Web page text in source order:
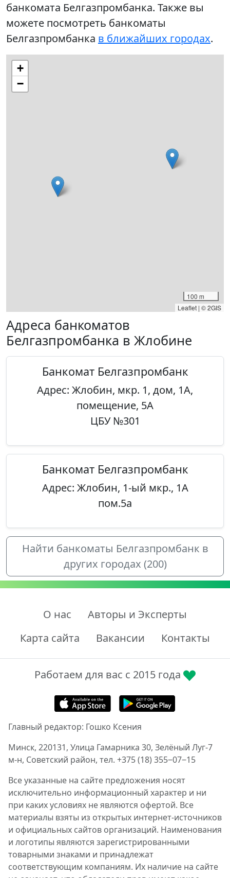
банкомата Белгазпромбанка. Также вы
можете посмотреть банкоматы
Белгазпромбанка в ближайших городах.
+
−
100 m
Leaflet | © 2GIS
Адреса банкоматов
Белгазпромбанка в Жлобине
Банкомат Белгазпромбанк
Адрес: Жлобин, мкр. 1, дом, 1А,
помещение, 5А
ЦБУ №301
Банкомат Белгазпромбанк
Адрес: Жлобин, 1-ый мкр., 1А
пом.5а
Найти банкоматы Белгазпромбанк в
других городах (200)
О нас
Авторы и Эксперты
Карта сайта
Вакансии Контакты
Работаем для вас с 2015 года
Главный редактор: Гошко Ксения
Минск, 220131, Улица Гамарника 30, Зелёный Луг-7
м-н, Советский район, тел. +375 (18) 355‒07‒15
Все указанные на сайте предложения носят
исключительно информационный характер и ни
при каких условиях не являются офертой. Все
материалы взяты из открытых интернет-источников
и официальных сайтов организаций. Наименования
и логотипы являются зарегистрированными
товарными знаками и принадлежат
соответствующим компаниям. Их наличие на сайте